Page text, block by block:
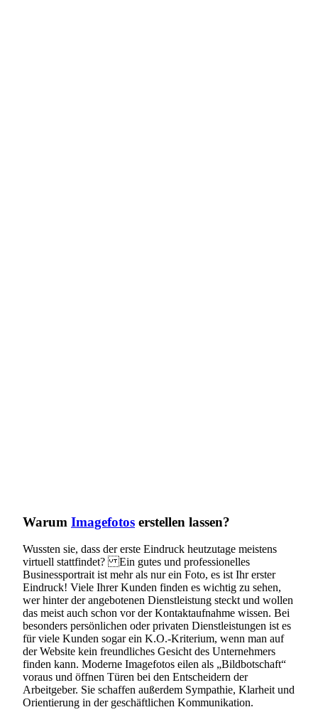
Warum Imagefotos erstellen lassen?
Wussten sie, dass der erste Eindruck heutzutage meistens
virtuell stattfindet? Ein gutes und professionelles
Businessportrait ist mehr als nur ein Foto, es ist Ihr erster
Eindruck! Viele Ihrer Kunden finden es wichtig zu sehen,
wer hinter der angebotenen Dienstleistung steckt und wollen
das meist auch schon vor der Kontaktaufnahme wissen. Bei
besonders persönlichen oder privaten Dienstleistungen ist es
für viele Kunden sogar ein K.O.-Kriterium, wenn man auf
der Website kein freundliches Gesicht des Unternehmers
finden kann. Moderne Imagefotos eilen als „Bildbotschaft“
voraus und öffnen Türen bei den Entscheidern der
Arbeitgeber. Sie schaffen außerdem Sympathie, Klarheit und
Orientierung in der geschäftlichen Kommunikation.